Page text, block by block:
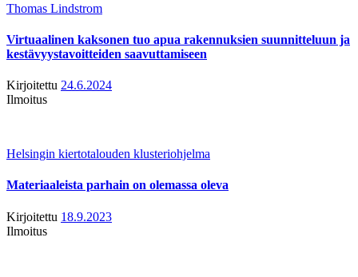
Thomas Lindstrom
Virtuaalinen kaksonen tuo apua rakennuksien suunnitteluun ja
kestävyystavoitteiden saavuttamiseen
Kirjoitettu 24.6.2024
Ilmoitus
Helsingin kiertotalouden klusteriohjelma
Materiaaleista parhain on olemassa oleva
Kirjoitettu 18.9.2023
Ilmoitus